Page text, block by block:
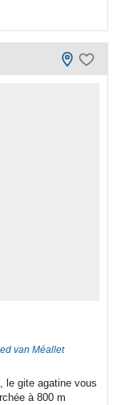
van Méallet
le gite agatine vous
à 800 m